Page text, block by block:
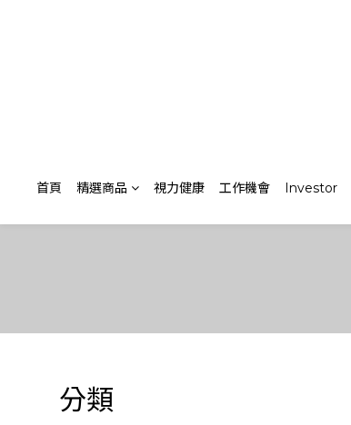
首頁 精選商品 視力健康 工作機會 Investor
分類